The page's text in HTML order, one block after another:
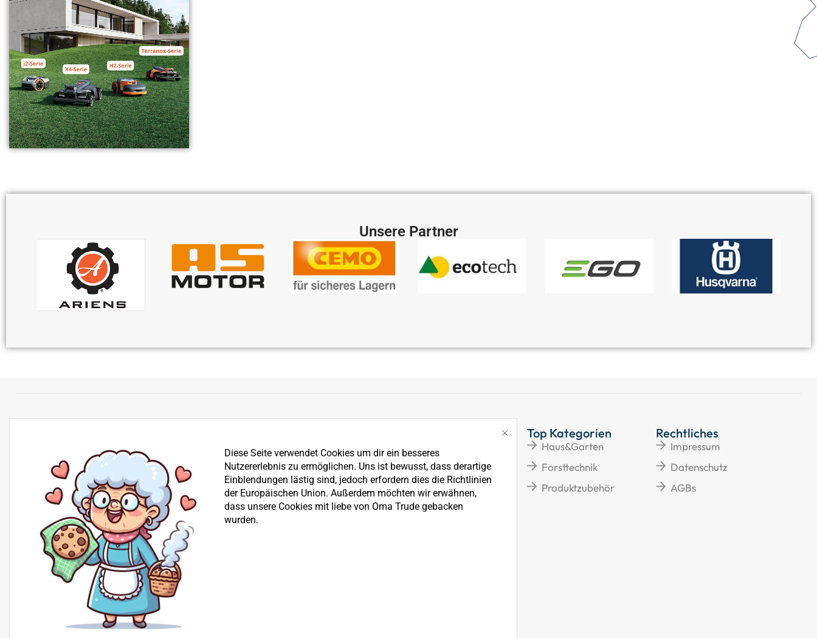
Unsere Partner
Diese Seite verwendet Cookies um dir ein besseres
Nutzererlebnis zu ermöglichen. Uns ist bewusst, dass derartige
Einblendungen lästig sind, jedoch erfordern dies die Richtlinien
der Europäischen Union. Außerdem möchten wir erwähnen,
dass unsere Cookies mit liebe von Oma Trude gebacken
wurden.
Bereits seit über 25 Jahren befassen wir uns mit dem Verkauf, der Wartung und
der Reparatur von Garten-, Winter- und Kommunalgeräten.
+43 512 30 25 03
H+S Technik GmbH, Landesstraße 18, 6176 Völs
News
Kontakt
Top Kategorien
Haus&Garten
Forsttechnik
Produktzubehör
Rechtliches
Impressum
Datenschutz
AGBs